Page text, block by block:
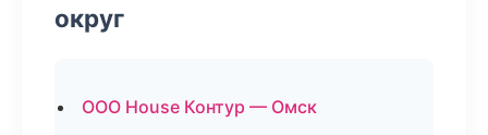
округ
ООО House Контур — Омск